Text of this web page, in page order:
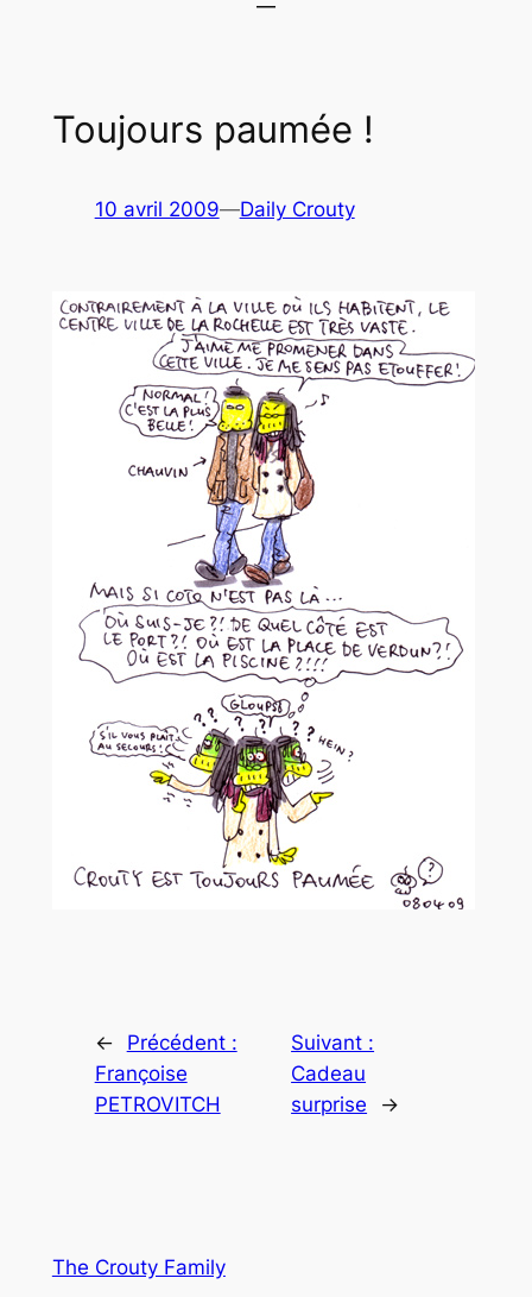
Toujours paumée !
10 avril 2009—Daily Crouty
←
Précédent :
Françoise
PETROVITCH
Suivant :
Cadeau
surprise
→
The Crouty Family